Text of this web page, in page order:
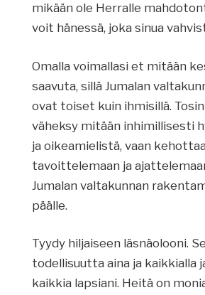
mikään ole Herralle
voit hänessä, joka sinua
Omalla voimallasi et mitään
saavuta, sillä Jumalan
ovat toiset kuin ihmisillä. Tosin
väheksy mitään inhimillisesti
ja oikeamielistä, vaan
tavoittelemaan ja
Jumalan valtakunnan
päälle.
Tyydy hiljaiseen läsnäolooni.
todellisuutta aina ja kaikkialla
kaikkia lapsiani. Heitä on